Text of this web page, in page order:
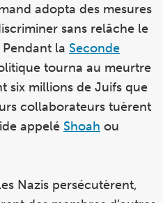
adopta des mesures
sans relâche le
la Seconde
tourna au meurtre
six millions de Juifs que
collaborateurs tuèrent
appelé Shoah ou
Nazis persécutèrent,